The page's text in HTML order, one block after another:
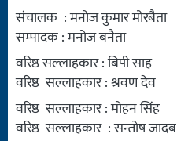
संचालक : मनोज कुमार मोरबैता
सम्पादक : मनोज बनैता
वरिष्ठ सल्लाहकार : बिपी साह
वरिष्ठ सल्लाहकार : श्रवण देव
वरिष्ठ सल्लाहकार : मोहन सिंह
वरिष्ठ सल्लाहकार : सन्तोष जादब